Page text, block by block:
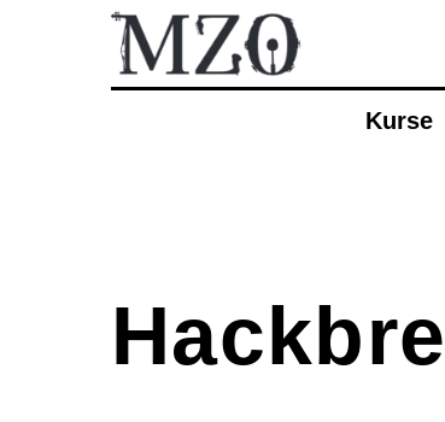
Kurse
Theater
Finde dein Instrument